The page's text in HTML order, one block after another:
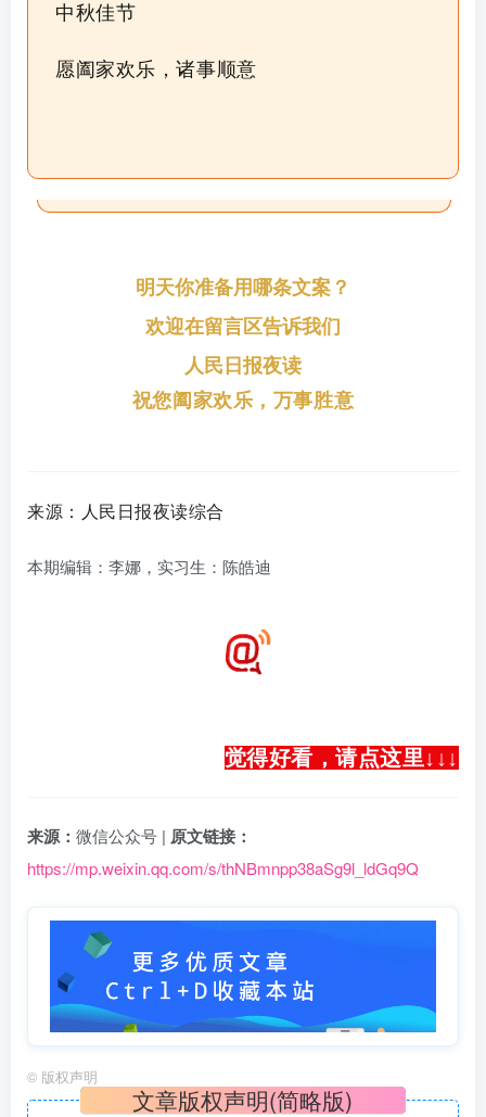
中秋佳节
愿阖家欢乐，诸事顺意
明天你准备用哪条文案？
欢迎在留言区告诉我们
人民日报夜读
祝您阖家欢乐，万事胜意
来源：人民日报夜读综合
本期编辑：李娜，实习生：陈皓迪
觉得好看，请点这里↓ ↓↓
来源： 微信公众号 | 原文链接：
https://mp.weixin.qq.com/s/thNBmnpp38aSg9l_ldGq9Q
© 版权声明
文章版权声明(简略版)